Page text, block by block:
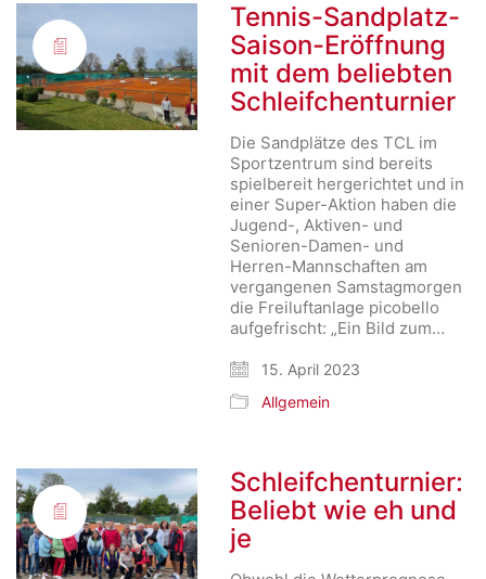
Tennis-Sandplatz-
Saison-Eröffnung
mit dem beliebten
Schleifchenturnier
Die Sandplätze des TCL im
Sportzentrum sind bereits
spielbereit hergerichtet und in
einer Super-Aktion haben die
Jugend-, Aktiven- und
Senioren-Damen- und
Herren-Mannschaften am
vergangenen Samstagmorgen
die Freiluftanlage picobello
aufgefrischt: „Ein Bild zum…
15. April 2023
Allgemein
Schleifchenturnier:
Beliebt wie eh und
je